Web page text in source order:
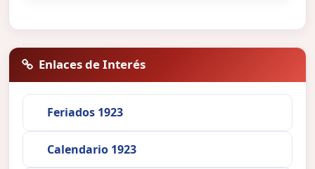
Enlaces de Interés
Feriados 1923
Calendario 1923